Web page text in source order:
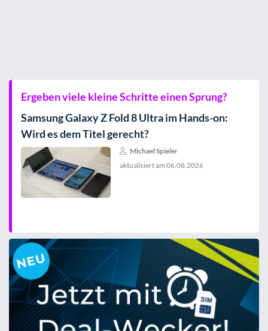
Ergeben viele kleine Schritte einen Sprung?
Samsung Galaxy Z Fold 8 Ultra im Hands-on:
Wird es dem Titel gerecht?
Michael Spieler
aktualisiert am 06.08.2026